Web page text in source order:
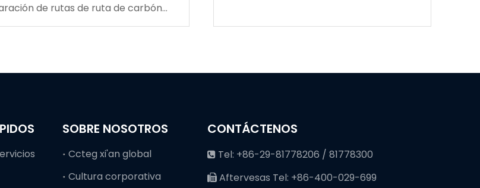
de rutas de ruta de carbón
en la mina de carbón de
SOBRE NOSOTROS
Ccteg xi'an global
Cultura corporativa
CONTÁCTENOS
 Tel: +86-29-81778206 / 81778300
 Aftervesas Tel: +86-400-029-699